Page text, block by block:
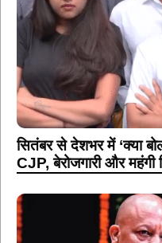
सितंबर से देशभर में ‘क्या
CJP, बेरोजगारी और महंगी